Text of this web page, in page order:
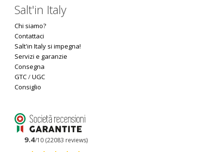
Salt'in Italy
Chi siamo?
Contattaci
Salt'in Italy si impegna!
Servizi e garanzie
Consegna
GTC/UGC
Consiglio
9.4/10 (22083 reviews)